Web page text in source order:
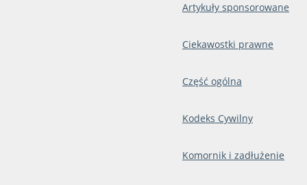
Artykuły sponsorowane
Ciekawostki prawne
Część ogólna
Kodeks Cywilny
Komornik i zadłużenie